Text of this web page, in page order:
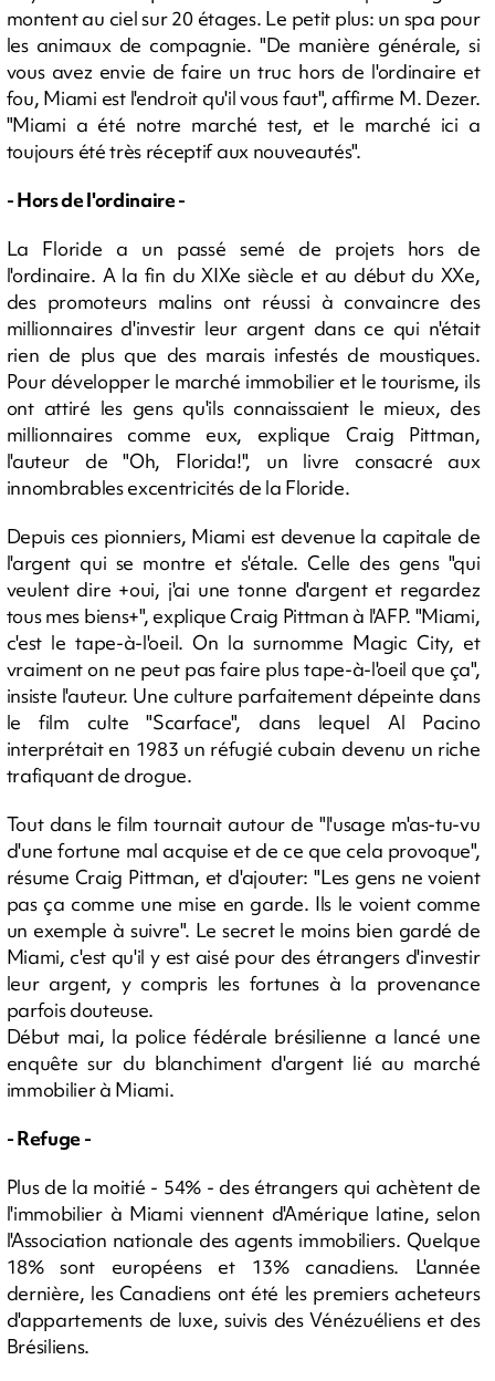
montent au ciel sur 20 étages. Le petit plus: un spa pour
les animaux de compagnie. "De manière générale, si
vous avez envie de faire un truc hors de l'ordinaire et
fou, Miami est l'endroit qu'il vous faut", affirme M. Dezer.
"Miami a été notre marché test, et le marché ici a
toujours été très réceptif aux nouveautés".
- Hors de l'ordinaire -
La Floride a un passé semé de projets hors de
l'ordinaire. A la fin du XIXe siècle et au début du XXe,
des promoteurs malins ont réussi à convaincre des
millionnaires d'investir leur argent dans ce qui n'était
rien de plus que des marais infestés de moustiques.
Pour développer le marché immobilier et le tourisme, ils
ont attiré les gens qu'ils connaissaient le mieux, des
millionnaires comme eux, explique Craig Pittman,
l'auteur de "Oh, Florida!", un livre consacré aux
innombrables excentricités de la Floride.
Depuis ces pionniers, Miami est devenue la capitale de
l'argent qui se montre et s'étale. Celle des gens "qui
veulent dire +oui, j'ai une tonne d'argent et regardez
tous mes biens+", explique Craig Pittman à l'AFP. "Miami,
c'est le tape-à-l'oeil. On la surnomme Magic City, et
vraiment on ne peut pas faire plus tape-à-l'oeil que ça",
insiste l'auteur. Une culture parfaitement dépeinte dans
le film culte "Scarface", dans lequel Al Pacino
interprétait en 1983 un réfugié cubain devenu un riche
trafiquant de drogue.
Tout dans le film tournait autour de "l'usage m'as-tu-vu
d'une fortune mal acquise et de ce que cela provoque",
résume Craig Pittman, et d'ajouter: "Les gens ne voient
pas ça comme une mise en garde. Ils le voient comme
un exemple à suivre". Le secret le moins bien gardé de
Miami, c'est qu'il y est aisé pour des étrangers d'investir
leur argent, y compris les fortunes à la provenance
parfois douteuse.
Début mai, la police fédérale brésilienne a lancé une
enquête sur du blanchiment d'argent lié au marché
immobilier à Miami.
- Refuge -
Plus de la moitié - 54% - des étrangers qui achètent de
l'immobilier à Miami viennent d'Amérique latine, selon
l'Association nationale des agents immobiliers. Quelque
18% sont européens et 13% canadiens. L'année
dernière, les Canadiens ont été les premiers acheteurs
d'appartements de luxe, suivis des Vénézuéliens et des
Brésiliens.